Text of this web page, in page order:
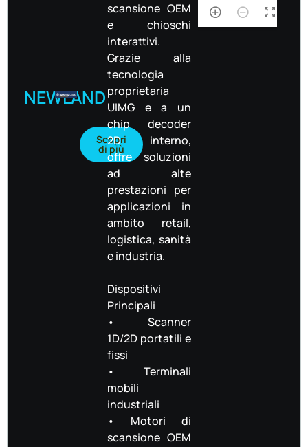
NEWLAND
Scopri
di più
scansione OEM
e chioschi
interattivi.
Grazie alla
tecnologia
proprietaria
UIMG e a un
chip decoder
2D interno,
offre soluzioni
ad alte
prestazioni per
applicazioni in
ambito retail,
logistica, sanità
e industria.
Dispositivi
Principali
• Scanner
1D/2D portatili e
fissi
• Terminali
mobili
industriali
• Motori di
scansione OEM
1/20